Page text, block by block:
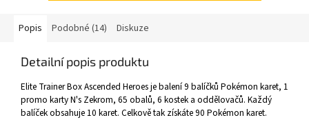
Popis Podobné (14) Diskuze
Detailní popis produktu
Elite Trainer Box Ascended Heroes je balení 9 balíčků Pokémon karet, 1
promo karty N's Zekrom, 65 obalů, 6 kostek a oddělovačů. Každý
balíček obsahuje 10 karet. Celkově tak získáte 90 Pokémon karet.